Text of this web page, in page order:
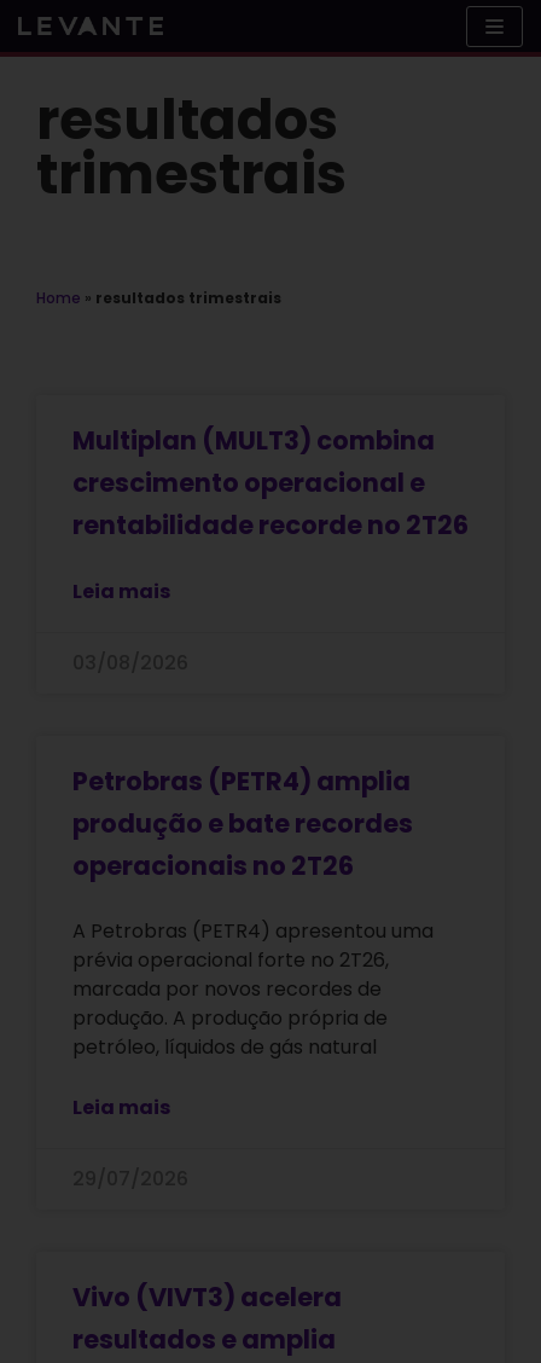
Skip
to
resultados
trimestrais
Home » resultados trimestrais
Multiplan (MULT3) combina
crescimento operacional e
rentabilidade recorde no 2T26
Leia mais
Petrobras (PETR4) amplia
produção e bate recordes
operacionais no 2T26
A Petrobras (PETR4) apresentou uma
prévia operacional forte no 2T26,
marcada por novos recordes de
produção. A produção própria de
petróleo, líquidos de gás natural
Leia mais
Vivo (VIVT3) acelera
resultados e amplia